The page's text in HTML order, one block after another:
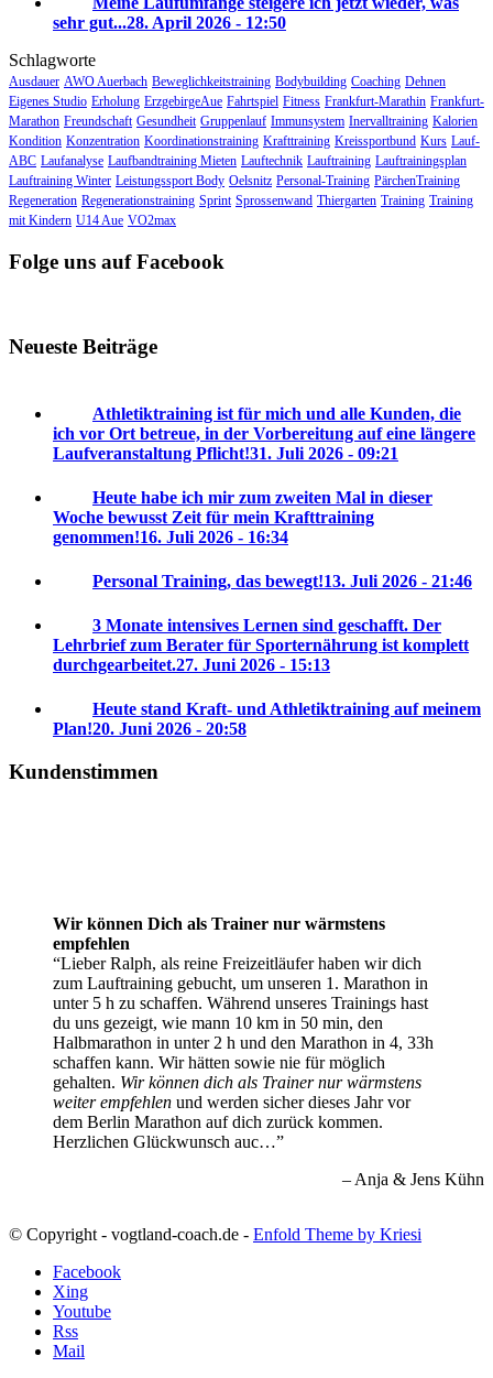
sehr gut...28. April 2026 - 12:50
Schlagworte
Ausdauer AWO Auerbach Beweglichkeitstraining Bodybuilding Coaching Dehnen
Eigenes Studio Erholung ErzgebirgeAue Fahrtspiel Fitness Frankfurt-Marathin Frankfurt-
Marathon Freundschaft Gesundheit Gruppenlauf Immunsystem Inervalltraining Kalorien
Kondition Konzentration Koordinationstraining Krafttraining Kreissportbund Kurs Lauf-
ABC Laufanalyse Laufbandtraining Mieten Lauftechnik Lauftraining Lauftrainingsplan
Lauftraining Winter Leistungssport Body Oelsnitz Personal-Training PärchenTraining
Regeneration Regenerationstraining Sprint Sprossenwand Thiergarten Training Training
mit Kindern U14 Aue VO2max
Folge uns auf Facebook
Neueste Beiträge
Athletiktraining ist für mich und alle Kunden, die
ich vor Ort betreue, in der Vorbereitung auf eine längere
Laufveranstaltung Pflicht!31. Juli 2026 - 09:21
Heute habe ich mir zum zweiten Mal in dieser
Woche bewusst Zeit für mein Krafttraining
genommen!16. Juli 2026 - 16:34
Personal Training, das bewegt!13. Juli 2026 - 21:46
3 Monate intensives Lernen sind geschafft. Der
Lehrbrief zum Berater für Sporternährung ist komplett
durchgearbeitet.27. Juni 2026 - 15:13
Heute stand Kraft- und Athletiktraining auf meinem
Plan!20. Juni 2026 - 20:58
Kundenstimmen
Wir können Dich als Trainer nur wärmstens
empfehlen
Lieber Ralph, als reine Freizeitläufer haben wir dich
zum Lauftraining gebucht, um unseren 1. Marathon in
unter 5 h zu schaffen. Während unseres Trainings hast
du uns gezeigt, wie mann 10 km in 50 min, den
Halbmarathon in unter 2 h und den Marathon in 4, 33h
schaffen kann. Wir hätten sowie nie für möglich
gehalten. Wir können dich als Trainer nur wärmstens
weiter empfehlen und werden sicher dieses Jahr vor
dem Berlin Marathon auf dich zurück kommen.
Herzlichen Glückwunsch auc…
Anja & Jens Kühn
© Copyright - vogtland-coach.de - Enfold Theme by Kriesi
Facebook
Xing
Youtube
Rss
Mail